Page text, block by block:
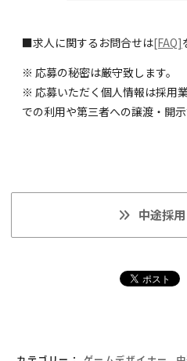
■求人に関するお問合せは[FAQ]
※ 応募の秘密は厳守致します。
※ 応募いただく個人情報は採用
での利用や第三者への譲渡・開
中途採